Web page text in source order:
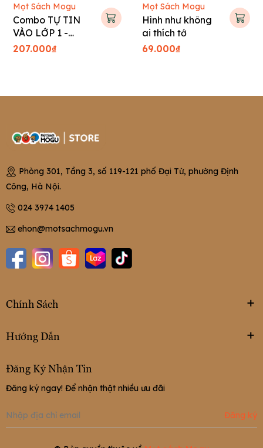
Mọt Sách Mogu
Combo TỰ TIN
VÀO LỚP 1 -
Tranh truyện Hàn
207.000₫
Mọt Sách Mogu
Hình như không
ai thích tớ
69.000₫
Phòng 301, Tầng 3, số 119-121 phố Đại Từ, phường Định
Công, Hà Nội.
024 3974 1405
ehon@motsachmogu.vn
Chính Sách
Hướng Dẫn
Đăng Ký Nhận Tin
Đăng ký ngay! Để nhận thật nhiều ưu đãi
Đăng ký